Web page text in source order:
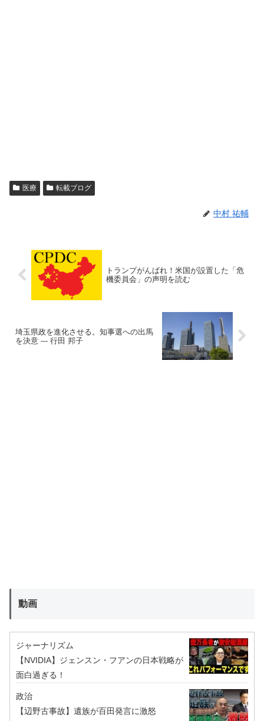
医療 転載ブログ
中村 祐輔
トランプがんばれ！米国が設置した「危
機委員会」の声明を読む
埼玉県政を進化させる。知事選への出馬
を決意 --- 行田 邦子
動画
ジャーナリズム
【NVIDIA】ジェンスン・フアンの日本戦略が
面白過ぎる！
政治
【辺野古事故】遺族が百田発言に激怒